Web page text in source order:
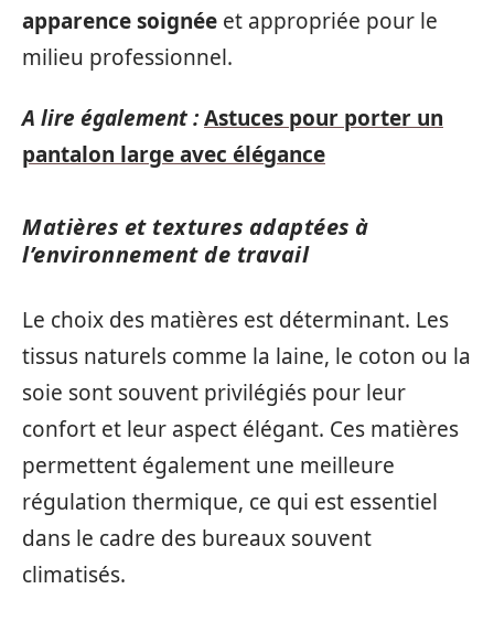
apparence soignée et appropriée pour le
milieu professionnel.
A lire également :Astuces pour porter un
pantalon large avec élégance
Matières et textures adaptées à
l’environnement de travail
Le choix des matières est déterminant. Les
tissus naturels comme la laine, le coton ou la
soie sont souvent privilégiés pour leur
confort et leur aspect élégant. Ces matières
permettent également une meilleure
régulation thermique, ce qui est essentiel
dans le cadre des bureaux souvent
climatisés.